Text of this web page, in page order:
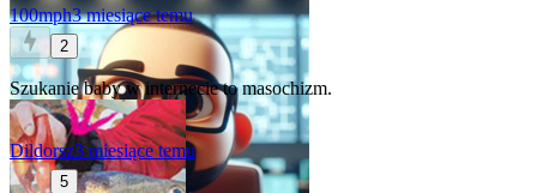
100mph3 miesiące temu
2
Szukanie baby w internecie to masochizm.
Dildorsz3 miesiące temu
5